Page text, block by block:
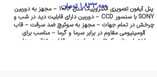
1,833,000 تومان پنل آیفون تصویری الکتروپیک مدل 1086 – مجهز به دوربین
SONY با سنسور CCD – دوربین دارای قابلیت دید در شب و
چرخش در تمام جهات – مجهز به سوئیچ ضد سرقت – قاب
آلومینیومی مقاوم در برابر سرما و گرما – مناسب برای
ساختمان های یک تا چهل واحدی – قابلیت تنظیم صدا و